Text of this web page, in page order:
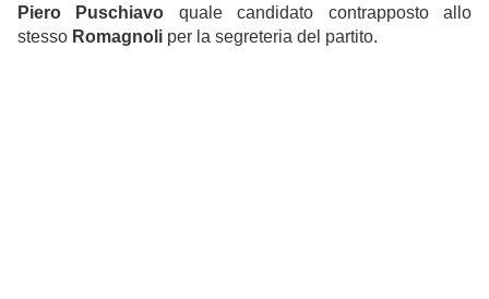
Piero Puschiavo quale candidato contrapposto allo
stesso Romagnoli per la segreteria del partito.